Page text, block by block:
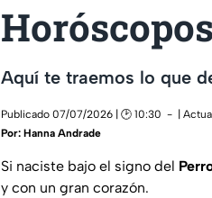
Aquí te traemos lo que
Publicado 07/07/2026 | 🕑 10:30
|
Por: Hanna Andrade
Si naciste bajo el signo del
y con un gran corazón.